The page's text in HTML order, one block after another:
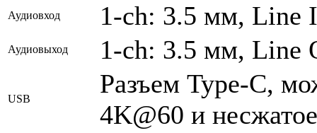
Аудиовход 1-ch: 3.5 мм, Line
Аудиовыход 1-ch: 3.5 мм, Line
USB
Разъем Type-C,
4K@60 и